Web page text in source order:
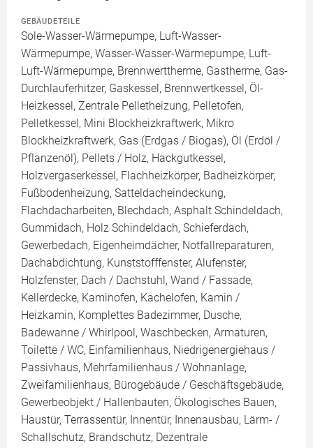
GEBÄUDETEILE
Sole-Wasser-Wärmepumpe, Luft-Wasser-
Wärmepumpe, Wasser-Wasser-Wärmepumpe, Luft-
Luft-Wärmepumpe, Brennwerttherme, Gastherme, Gas-
Durchlauferhitzer, Gaskessel, Brennwertkessel, Öl-
Heizkessel, Zentrale Pelletheizung, Pelletofen,
Pelletkessel, Mini Blockheizkraftwerk, Mikro
Blockheizkraftwerk, Gas (Erdgas / Biogas), Öl (Erdöl /
Pflanzenöl), Pellets / Holz, Hackgutkessel,
Holzvergaserkessel, Flachheizkörper, Badheizkörper,
Fußbodenheizung, Satteldacheindeckung,
Flachdacharbeiten, Blechdach, Asphalt Schindeldach,
Gummidach, Holz Schindeldach, Schieferdach,
Gewerbedach, Eigenheimdächer, Notfallreparaturen,
Dachabdichtung, Kunststofffenster, Alufenster,
Holzfenster, Dach / Dachstuhl, Wand / Fassade,
Kellerdecke, Kaminofen, Kachelofen, Kamin /
Heizkamin, Komplettes Badezimmer, Dusche,
Badewanne / Whirlpool, Waschbecken, Armaturen,
Toilette / WC, Einfamilienhaus, Niedrigenergiehaus /
Passivhaus, Mehrfamilienhaus / Wohnanlage,
Zweifamilienhaus, Bürogebäude / Geschäftsgebäude,
Gewerbeobjekt / Hallenbauten, Ökologisches Bauen,
Haustür, Terrassentür, Innentür, Innenausbau, Lärm- /
Schallschutz, Brandschutz, Dezentrale